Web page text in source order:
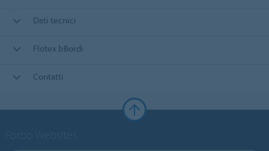
Dati tecnici
Flotex bBordi
Contatti